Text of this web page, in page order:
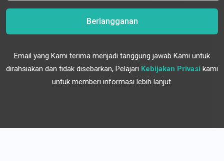
Berlangganan
Email yang Kami terima menjadi tanggung jawab Kami untuk
dirahsiakan dan tidak disebarkan, Pelajari Kebijakan Privasi kami
untuk memberi informasi lebih lanjut.